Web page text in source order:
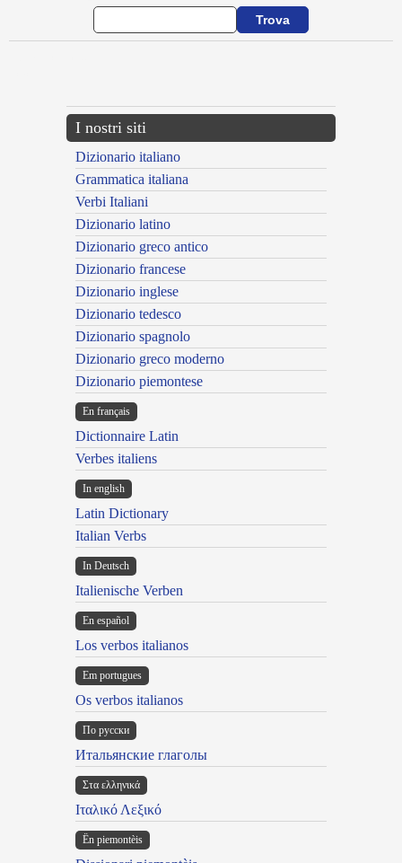
I nostri siti
Dizionario italiano
Grammatica italiana
Verbi Italiani
Dizionario latino
Dizionario greco antico
Dizionario francese
Dizionario inglese
Dizionario tedesco
Dizionario spagnolo
Dizionario greco moderno
Dizionario piemontese
En français
Dictionnaire Latin
Verbes italiens
In english
Latin Dictionary
Italian Verbs
In Deutsch
Italienische Verben
En español
Los verbos italianos
Em portugues
Os verbos italianos
По русски
Итальянские глаголы
Στα ελληνικά
Ιταλικό Λεξικό
Ën piemontèis